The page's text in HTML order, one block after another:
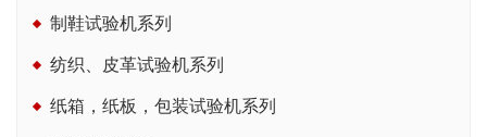
制鞋试验机系列
纺织、皮革试验机系列
纸箱，纸板，包装试验机系列